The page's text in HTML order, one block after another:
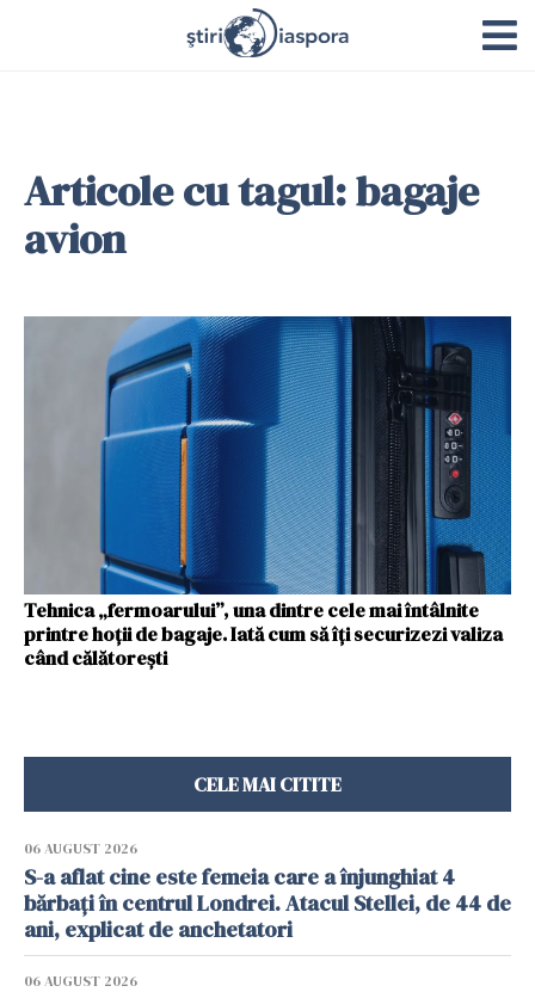
Articole cu tagul: bagaje
avion
Tehnica „fermoarului”, una dintre cele mai întâlnite
printre hoții de bagaje. Iată cum să îți securizezi valiza
când călătorești
CELE MAI CITITE
06 AUGUST 2026
S-a aflat cine este femeia care a înjunghiat 4
bărbați în centrul Londrei. Atacul Stellei, de 44 de
ani, explicat de anchetatori
06 AUGUST 2026